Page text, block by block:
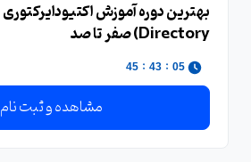
Directory) صفر تا صد
05
:
43
:
45
مشاهده و ثبت نام